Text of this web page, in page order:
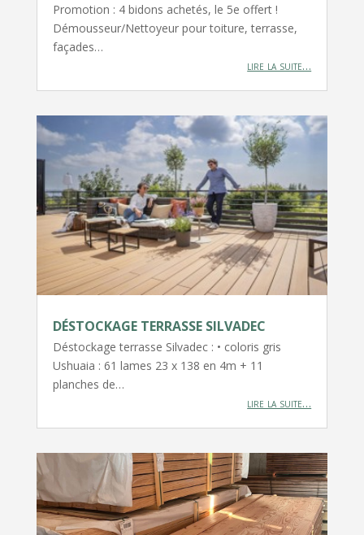
Promotion : 4 bidons achetés, le 5e offert !
Démousseur/Nettoyeur pour toiture, terrasse,
façades…
lire la suite…
DÉSTOCKAGE TERRASSE SILVADEC
Déstockage terrasse Silvadec : • coloris gris
Ushuaia : 61 lames 23 x 138 en 4m + 11
planches de…
lire la suite…